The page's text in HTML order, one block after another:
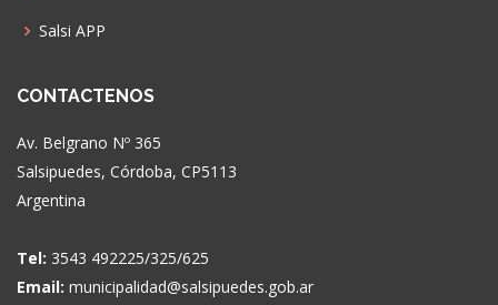
Salsi APP
CONTACTENOS
Av. Belgrano Nº 365
Salsipuedes, Córdoba, CP5113
Argentina
Tel: 3543 492225/325/625
Email: municipalidad@salsipuedes.gob.ar